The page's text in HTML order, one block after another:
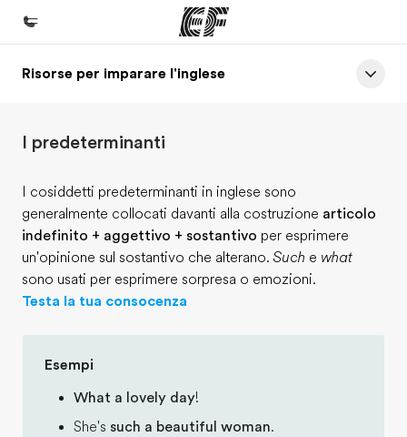
Homepage
Programmi
Uffici
Trova l'ufficio più vicino
Chi siamo
Risorse per imparare l'inglese
I predeterminanti
I cosiddetti predeterminanti in inglese sono
generalmente collocati davanti alla costruzione articolo
indefinito + aggettivo + sostantivo per esprimere
un'opinione sul sostantivo che alterano. Such e what
sono usati per esprimere sorpresa o emozioni.
Testa la tua consocenza
Esempi
What a lovely day!
She's such a beautiful woman.